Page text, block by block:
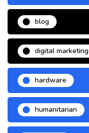
blog
digital marketing
hardware
humanitarian